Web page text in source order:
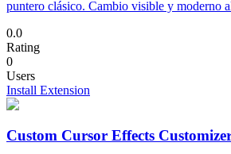
puntero clásico. Cambio visible y moderno
0.0
Rating
0
Users
Install Extension
Custom Cursor Effects